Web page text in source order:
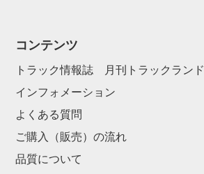
コンテンツ
トラック情報誌 月刊トラックランド
インフォメーション
よくある質問
ご購入（販売）の流れ
品質について